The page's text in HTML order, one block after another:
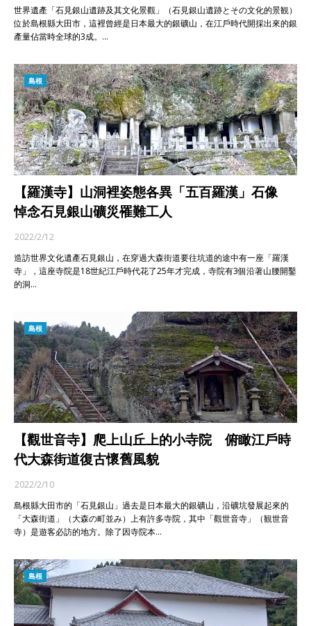
世界遺產「石見銀山遺跡及其文化景觀」（石見銀山遺跡とその文化的景観）
位於島根縣大田市，這裡曾經是日本最大的銀礦山，在江戶時代開採出來的銀
產量佔當時全球的3成。…
島根
【羅漢寺】山洞裡姿態各異「五百羅漢」石像
悼念石見銀山礦災罹難工人
2022/2/12
造訪世界文化遺產石見銀山，在穿過大森街道要往坑道的途中有一座「羅漢
寺」，這座寺院是18世紀江戶時代花了25年才完成，寺院有3個沿著山腰開鑿
的洞…
島根
【觀世音寺】爬上山丘上的小寺院 俯瞰江戶時
代大森街道復古懷舊風貌
2022/2/10
島根縣大田市的「石見銀山」過去是日本最大的銀礦山，沿礦坑發展起來的
「大森街道」（大森の町並み）上有許多寺院，其中「觀世音寺」（観世音
寺）是遊客必訪的地方。除了因寺院本…
島根